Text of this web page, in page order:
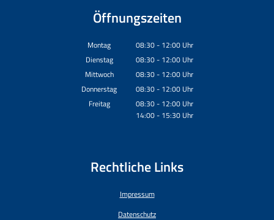
Öffnungszeiten
Montag 08:30- 12:00 Uhr
Von 08:30 bis 12:00 Uhr
Dienstag 08:30- 12:00 Uhr
Von 08:30 bis 12:00 Uhr
Mittwoch 08:30- 12:00 Uhr
Von 08:30 bis 12:00 Uhr
Donnerstag 08:30- 12:00 Uhr
Von 08:30 bis 12:00 Uhr
Freitag 08:30- 12:00 Uhr
Von 08:30 bis 12:00 Uhr
14:00- 15:30 Uhr
Rechtliche Links
Impressum
Datenschutz